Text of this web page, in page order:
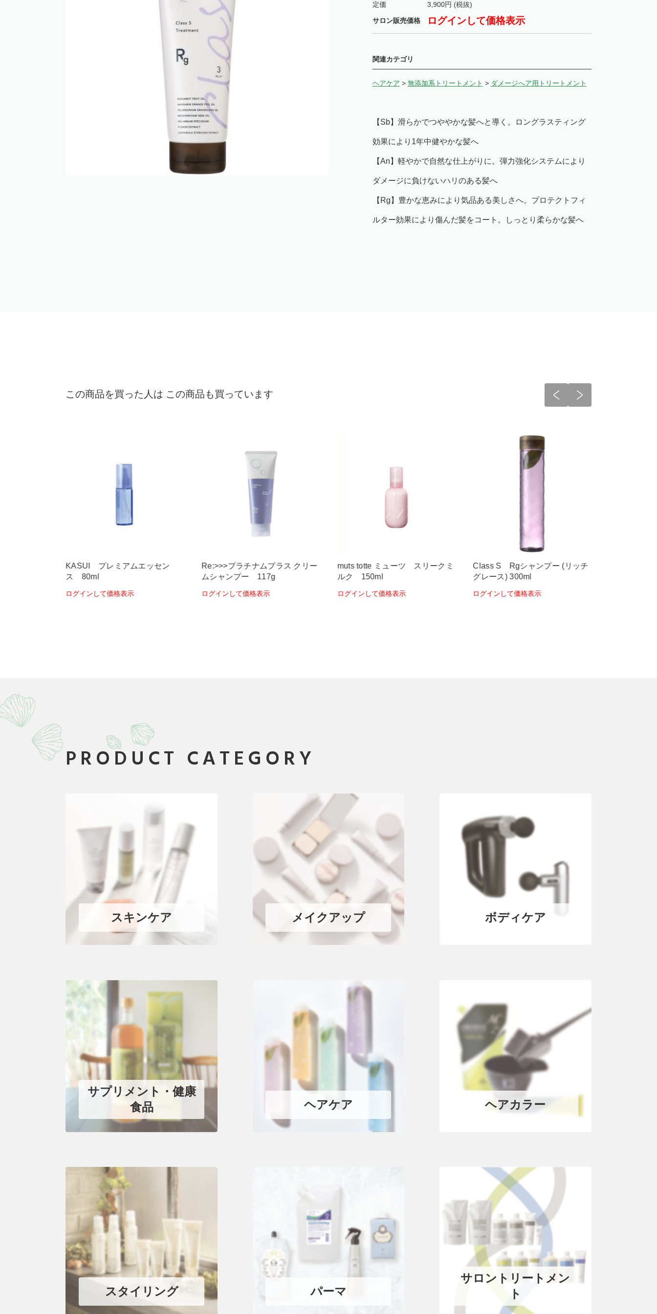
定価 3,900円 (税抜)
サロン販売価格 ログインして価格表示
関連カテゴリ
ヘアケア > 無添加系トリートメント > ダメージへア用トリートメント
【Sb】滑らかでつややかな髪へと導く。ロングラスティング
効果により1年中健やかな髪へ
【An】軽やかで自然な仕上がりに。弾力強化システムにより
ダメージに負けないハリのある髪へ
【Rg】豊かな恵みにより気品ある美しさへ。プロテクトフィ
ルター効果により傷んだ髪をコート。しっとり柔らかな髪へ
この商品を買った人は この商品も買っています
KASUI プレミアムエッセン
ス 80ml
ログインして価格表示
Re:>>>プラチナムプラス クリー
ムシャンプー 117g
ログインして価格表示
muts totte ミューツ スリークミ
ルク 150ml
ログインして価格表示
Class S Rgシャンプー (リッチ
グレース) 300ml
ログインして価格表示
PRODUCT CATEGORY
スキンケア メイクアップ ボディケア
サプリメント・健康
食品
ヘアケア ヘアカラー
スタイリング パーマ
サロントリートメン
ト